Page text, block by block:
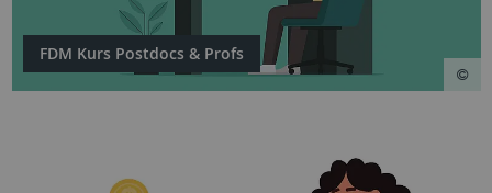
FDM Kurs Postdocs & Profs